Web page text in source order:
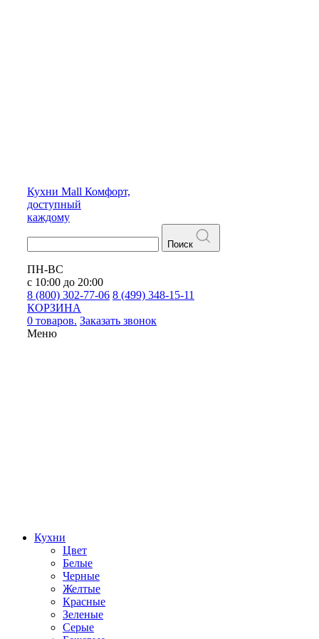
Кухни Mall Комфорт,
доступный
каждому
Поиск
ПН-ВС
с 10:00 до 20:00
8 (800) 302-77-06 8 (499) 348-15-11
КОРЗИНА
0 товаров. Заказать звонок
Меню
Кухни
Цвет
Белые
Черные
Желтые
Красные
Зеленые
Серые